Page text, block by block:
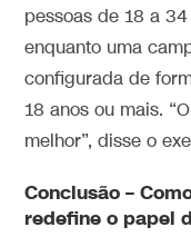
pessoas de 18 a
enquanto uma
configurada de
18 anos ou mais.
melhor”, disse o
Conclusão –
redefine o papel